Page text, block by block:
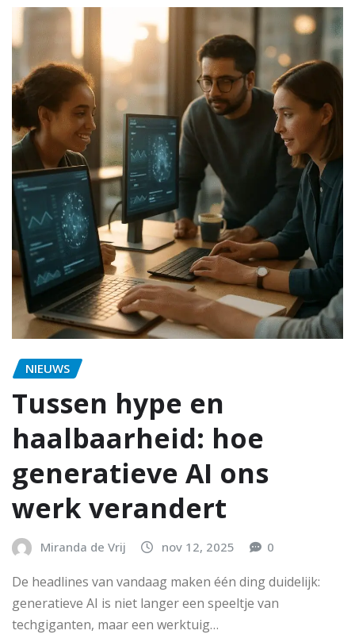
NIEUWS
Tussen hype en
haalbaarheid: hoe
generatieve AI ons
werk verandert
Miranda de Vrij nov 12, 2025 0
De headlines van vandaag maken één ding duidelijk:
generatieve AI is niet langer een speeltje van
techgiganten, maar een werktuig…